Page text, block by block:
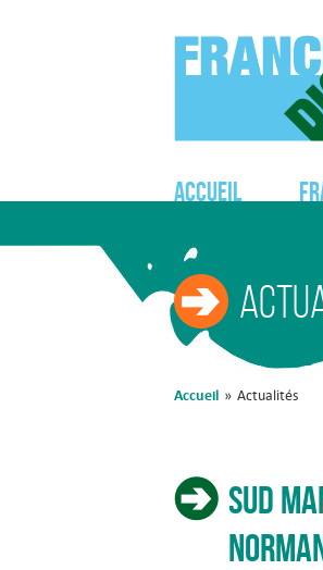
Accueil
Accueil » Actualités
Sud